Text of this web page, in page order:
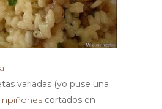
variadas (yo puse una
cortados en